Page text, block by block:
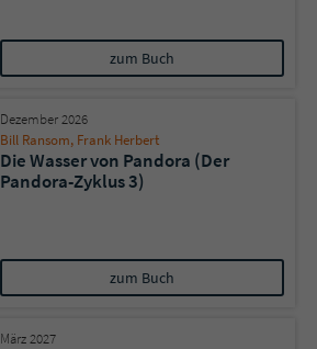
zum Buch
Dezember 2026
Bill Ransom, Frank Herbert
Die Wasser von Pandora (Der
Pandora-Zyklus 3)
zum Buch
März 2027